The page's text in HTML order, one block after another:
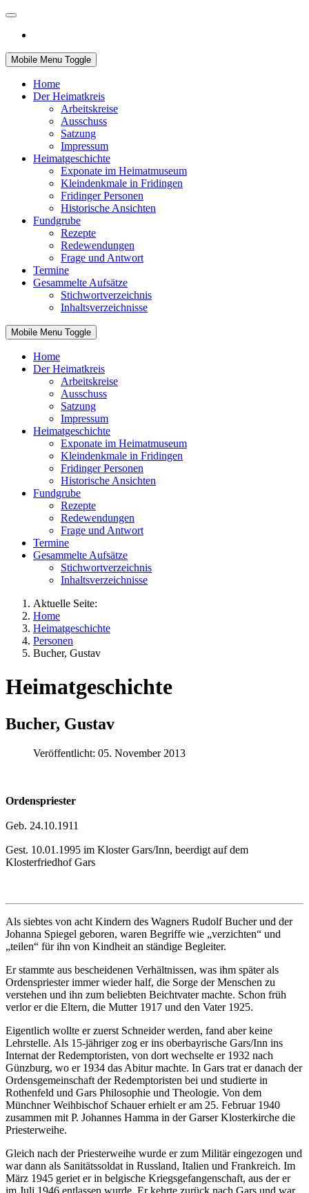
Mobile Menu Toggle
Home
Der Heimatkreis
Arbeitskreise
Ausschuss
Satzung
Impressum
Heimatgeschichte
Exponate im Heimatmuseum
Kleindenkmale in Fridingen
Fridinger Personen
Historische Ansichten
Fundgrube
Rezepte
Redewendungen
Frage und Antwort
Termine
Gesammelte Aufsätze
Stichwortverzeichnis
Inhaltsverzeichnisse
Mobile Menu Toggle
Home
Der Heimatkreis
Arbeitskreise
Ausschuss
Satzung
Impressum
Heimatgeschichte
Exponate im Heimatmuseum
Kleindenkmale in Fridingen
Fridinger Personen
Historische Ansichten
Fundgrube
Rezepte
Redewendungen
Frage und Antwort
Termine
Gesammelte Aufsätze
Stichwortverzeichnis
Inhaltsverzeichnisse
Aktuelle Seite:
Home
Heimatgeschichte
Personen
Bucher, Gustav
Heimatgeschichte
Bucher, Gustav
Veröffentlicht: 05. November 2013
Ordenspriester
Geb. 24.10.1911
Gest. 10.01.1995 im Kloster Gars/Inn, beerdigt auf dem
Klosterfriedhof Gars
Als siebtes von acht Kindern des Wagners Rudolf Bucher und der
Johanna Spiegel geboren, waren Begriffe wie „verzichten“ und
„teilen“ für ihn von Kindheit an ständige Begleiter.
Er stammte aus bescheidenen Verhältnissen, was ihm später als
Ordenspriester immer wieder half, die Sorge der Menschen zu
verstehen und ihn zum beliebten Beichtvater machte. Schon früh
verlor er die Eltern, die Mutter 1917 und den Vater 1925.
Eigentlich wollte er zuerst Schneider werden, fand aber keine
Lehrstelle. Als 15-jähriger zog er ins oberbayrische Gars/Inn ins
Internat der Redemptoristen, von dort wechselte er 1932 nach
Günzburg, wo er 1934 das Abitur machte. In Gars trat er danach der
Ordensgemeinschaft der Redemptoristen bei und studierte in
Rothenfeld und Gars Philosophie und Theologie. Von dem
Münchner Weihbischof Schauer erhielt er am 25. Februar 1940
zusammen mit P. Johannes Hamma in der Garser Klosterkirche die
Priesterweihe.
Gleich nach der Priesterweihe wurde er zum Militär eingezogen und
war dann als Sanitätssoldat in Russland, Italien und Frankreich. Im
März 1945 geriet er in belgische Kriegsgefangenschaft, aus der er
im Juli 1946 entlassen wurde. Er kehrte zurück nach Gars und war